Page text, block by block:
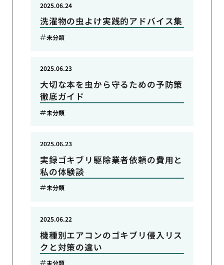
洗濯物の虫よけ実践的アドバイス集
2025.06.24
未分類
大切な本を虫から守るための予防策
徹底ガイド
2025.06.23
未分類
実録ゴキブリ駆除業者依頼の費用と
私の体験談
2025.06.23
未分類
機種別エアコンのゴキブリ侵入リス
クと対策の違い
2025.06.22
未分類